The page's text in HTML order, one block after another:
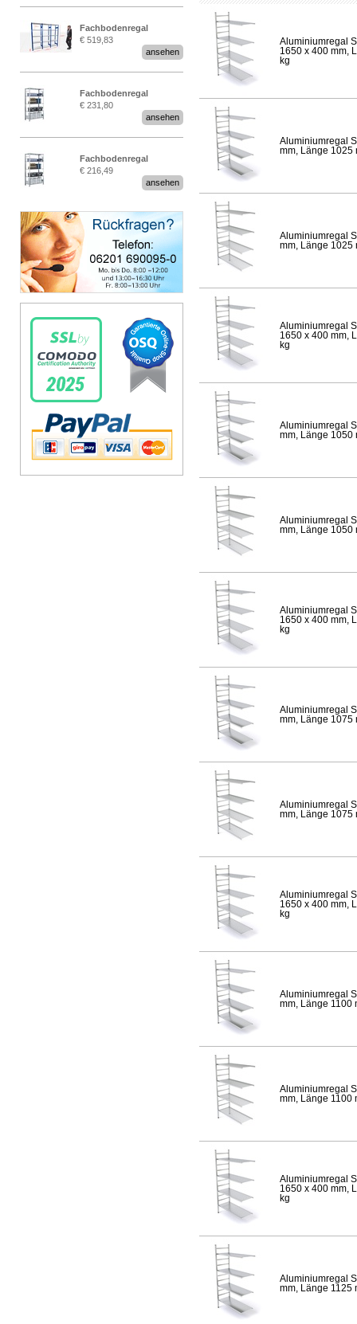
Fachbodenregal
Stecksystem MultiPlus
2,25 Meter breit
€ 519,83
ansehen
Fachbodenregal
Stecksystem MultiPlus
€ 231,80
ansehen
Fachbodenregal
Stecksystem MultiPlus
€ 216,49
ansehen
Aluminiumregal
1650 x 400 mm,
kg
Aluminiumregal
mm, Länge 1025
Aluminiumregal
mm, Länge 1025
Aluminiumregal
1650 x 400 mm,
kg
Aluminiumregal
mm, Länge 1050
Aluminiumregal
mm, Länge 1050
Aluminiumregal
1650 x 400 mm,
kg
Aluminiumregal
mm, Länge 1075
Aluminiumregal
mm, Länge 1075
Aluminiumregal
1650 x 400 mm,
kg
Aluminiumregal
mm, Länge 1100
Aluminiumregal
mm, Länge 1100
Aluminiumregal
1650 x 400 mm,
kg
Aluminiumregal
mm, Länge 1125